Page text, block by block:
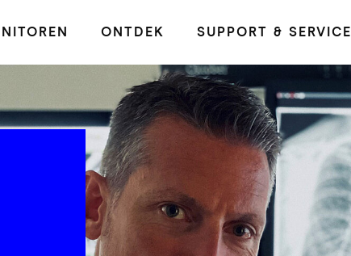
ONTDEK SUPPORT & SERVICE